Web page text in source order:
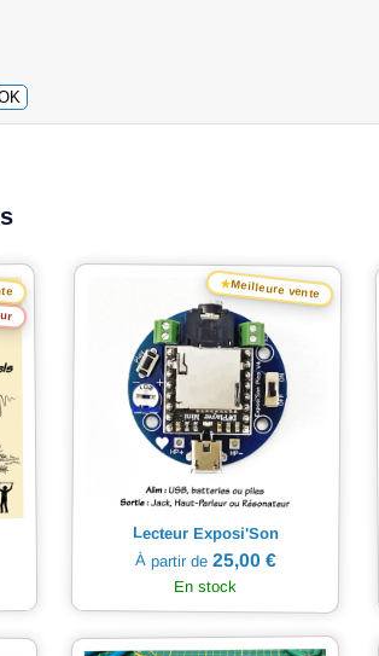
★Meilleure vente
Lecteur Exposi'Son
À partir de 25,00 €
En stock